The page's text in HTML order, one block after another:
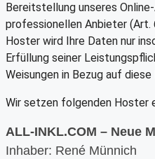
Bereitstellung unseres
professionellen Anbieter (Art.
Hoster wird Ihre Daten nur
Erfüllung seiner
Weisungen in Bezug auf
Wir setzen folgenden Hoster
ALL-INKL.COM – Neue
Inhaber: René Münnich